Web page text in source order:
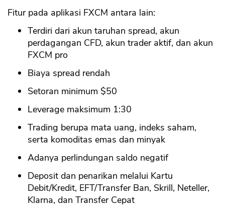
Fitur pada aplikasi FXCM antara lain:
Terdiri dari akun taruhan spread, akun
perdagangan CFD, akun trader aktif, dan akun
FXCM pro
Biaya spread rendah
Setoran minimum $50
Leverage maksimum 1:30
Trading berupa mata uang, indeks saham,
serta komoditas emas dan minyak
Adanya perlindungan saldo negatif
Deposit dan penarikan melalui Kartu
Debit/Kredit, EFT/Transfer Ban, Skrill, Neteller,
Klarna, dan Transfer Cepat